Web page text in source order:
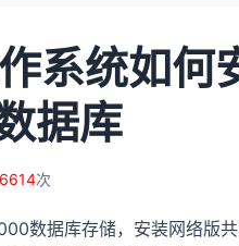
系统如何
据库
次
数据库存储，安装网络版